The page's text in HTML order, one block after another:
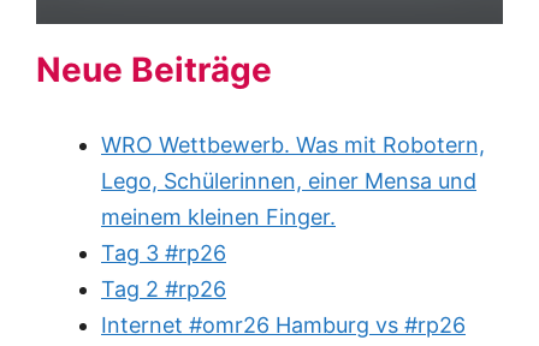
Neue Beiträge
WRO Wettbewerb. Was mit Robotern,
Lego, Schülerinnen, einer Mensa und
meinem kleinen Finger.
Tag 3 #rp26
Tag 2 #rp26
Internet #omr26 Hamburg vs #rp26